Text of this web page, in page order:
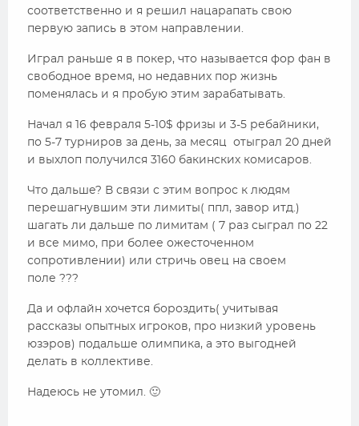
соответственно и я решил нацарапать свою
первую запись в этом направлении.
Играл раньше я в покер, что называется фор фан в
свободное время, но недавних пор жизнь
поменялась и я пробую этим зарабатывать.
Начал я 16 февраля 5-10$ фризы и 3-5 ребайники,
по 5-7 турниров за день, за месяц отыграл 20 дней
и выхлоп получился 3160 бакинских комисаров.
Что дальше? В связи с этим вопрос к людям
перешагнувшим эти лимиты( ппл, завор итд.)
шагать ли дальше по лимитам ( 7 раз сыграл по 22
и все мимо, при более ожесточенном
сопротивлении) или стричь овец на своем
поле ???
Да и офлайн хочется бороздить( учитывая
рассказы опытных игроков, про низкий уровень
юзэров) подальше олимпика, а это выгодней
делать в коллективе.
Надеюсь не утомил. 🙂